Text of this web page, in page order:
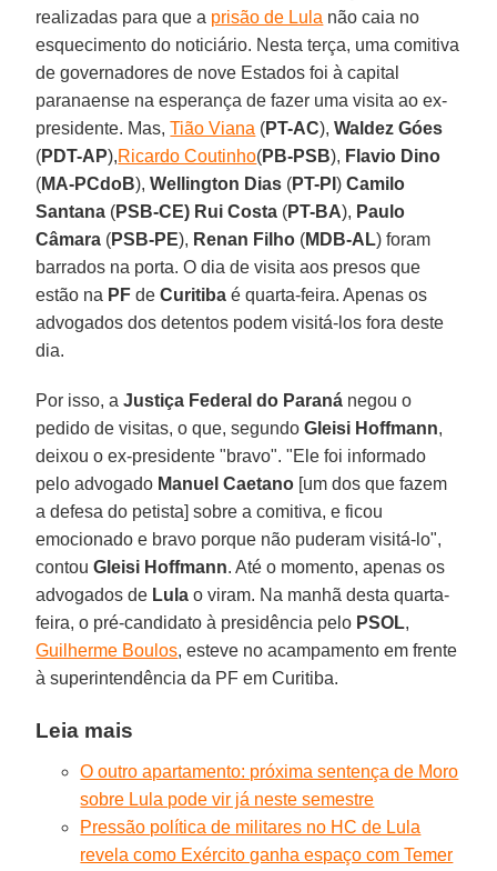
realizadas para que a prisão de Lula não caia no
esquecimento do noticiário. Nesta terça, uma comitiva
de governadores de nove Estados foi à capital
paranaense na esperança de fazer uma visita ao ex-
presidente. Mas,Tião Viana (PT-AC), Waldez Góes
(PDT-AP),Ricardo Coutinho(PB-PSB), Flavio Dino
(MA-PCdoB), Wellington Dias (PT-PI) Camilo
Santana (PSB-CE) Rui Costa (PT-BA), Paulo
Câmara (PSB-PE), Renan Filho (MDB-AL) foram
barrados na porta. O dia de visita aos presos que
estão na PF deCuritiba é quarta-feira. Apenas os
advogados dos detentos podem visitá-los fora deste
dia.
Por isso, aJustiça Federal do Paraná negou o
pedido de visitas, o que, segundoGleisi Hoffmann,
deixou o ex-presidente "bravo". "Ele foi informado
pelo advogado Manuel Caetano [um dos que fazem
a defesa do petista] sobre a comitiva, e ficou
emocionado e bravo porque não puderam visitá-lo",
contouGleisi Hoffmann. Até o momento, apenas os
advogados de Lula o viram. Na manhã desta quarta-
feira, o pré-candidato à presidência pelo PSOL,
Guilherme Boulos, esteve no acampamento em frente
à superintendência da PF em Curitiba.
Leia mais
O outro apartamento: próxima sentença de Moro
sobre Lula pode vir já neste semestre
Pressão política de militares no HC de Lula
revela como Exército ganha espaço com Temer